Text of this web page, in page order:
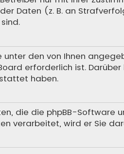
Daten (z. B. an
den von Ihnen
erforderlich ist.
haben.
die die phpBB-Software
verarbeitet, wird er Sie